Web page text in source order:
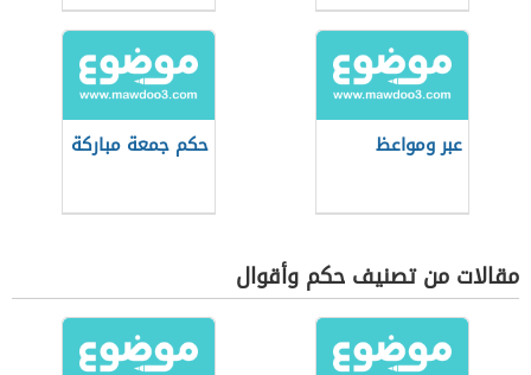
عبر ومواعظ حكم جمعة مباركة
مقالات من تصنيف حكم وأقوال